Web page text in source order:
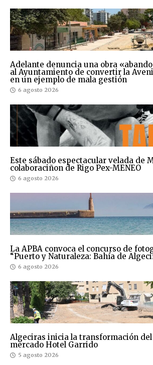
Adelante denuncia una obra
al Ayuntamiento de convertir la
en un ejemplo de mala gestión
6 agosto 2026
Este sábado espectacular velada de
colaboraciñon de Rigo Pex-MENEO
6 agosto 2026
La APBA convoca el concurso de
“Puerto y Naturaleza: Bahía de
6 agosto 2026
Algeciras inicia la transformación
mercado Hotel Garrido
5 agosto 2026